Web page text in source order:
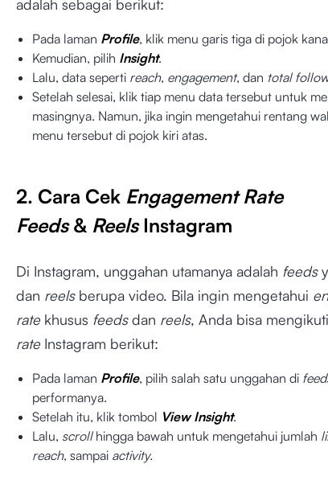
adalah sebagai berikut:
Pada laman Profile, klik menu garis tiga di pojok
Kemudian, pilih Insight.
Lalu, data seperti reach, engagement, dan total
Setelah selesai, klik tiap menu data tersebut untuk
masingnya. Namun, jika ingin mengetahui rentang
menu tersebut di pojok kiri atas.
2. Cara Cek Engagement Rate
Feeds& Reels Instagram
Di Instagram, unggahan utamanya adalah feeds
dan reels berupa video. Bila ingin mengetahui
rate khusus feedsdan reels, Anda bisa
rate Instagram berikut:
Pada laman Profile, pilih salah satu unggahan di
performanya.
Setelah itu, klik tombol View Insight.
Lalu, scroll hingga bawah untuk mengetahui jumlah
reach, sampai activity.